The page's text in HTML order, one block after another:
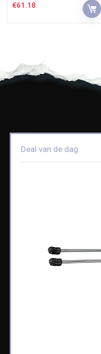
€61.18
Deal van de dag